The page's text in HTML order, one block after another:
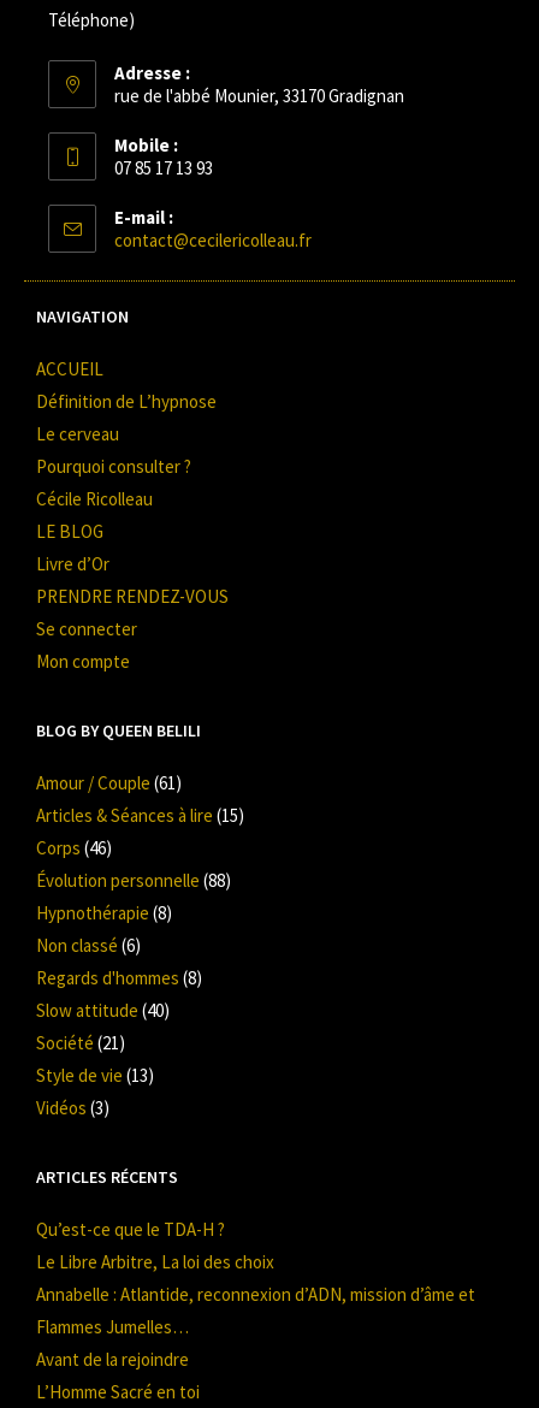
Téléphone)
Adresse :
rue de l'abbé Mounier, 33170 Gradignan
Mobile :
07 85 17 13 93
E-mail :
contact@cecilericolleau.fr
NAVIGATION
ACCUEIL
Définition de L’hypnose
Le cerveau
Pourquoi consulter ?
Cécile Ricolleau
LE BLOG
Livre d’Or
PRENDRE RENDEZ-VOUS
Se connecter
Mon compte
BLOG BY QUEEN BELILI
Amour / Couple (61)
Articles & Séances à lire (15)
Corps (46)
Évolution personnelle (88)
Hypnothérapie (8)
Non classé (6)
Regards d'hommes (8)
Slow attitude (40)
Société (21)
Style de vie (13)
Vidéos (3)
ARTICLES RÉCENTS
Qu’est-ce que le TDA-H ?
Le Libre Arbitre, La loi des choix
Annabelle : Atlantide, reconnexion d’ADN, mission d’âme et
Flammes Jumelles…
Avant de la rejoindre
L’Homme Sacré en toi